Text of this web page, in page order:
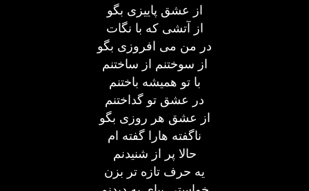
از عشق پاییزی بگو
از آتشی که با نگات
در من می افروزی بگو
از سوختنم از ساختنم
با تو همیشه باختنم
در عشق تو گداختنم
از عشق هر روزی بگو
ناگفته هارا گفته ام
حالا پر از شنیدنم
یه حرف تازه تر بزن